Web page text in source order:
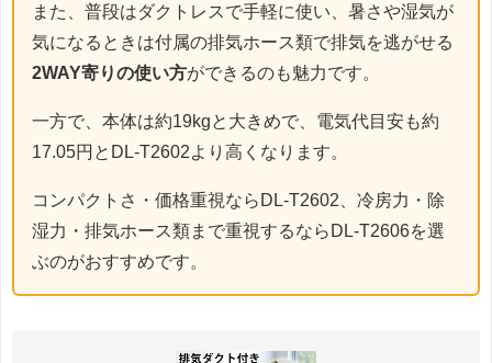
また、普段はダクトレスで手軽に使い、暑さや湿気が
気になるときは付属の排気ホース類で排気を逃がせる
2WAY寄りの使い方ができるのも魅力です。
一方で、本体は約19kgと大きめで、電気代目安も約
17.05円とDL-T2602より高くなります。
コンパクトさ・価格重視ならDL-T2602、冷房力・除
湿力・排気ホース類まで重視するならDL-T2606を選
ぶのがおすすめです。